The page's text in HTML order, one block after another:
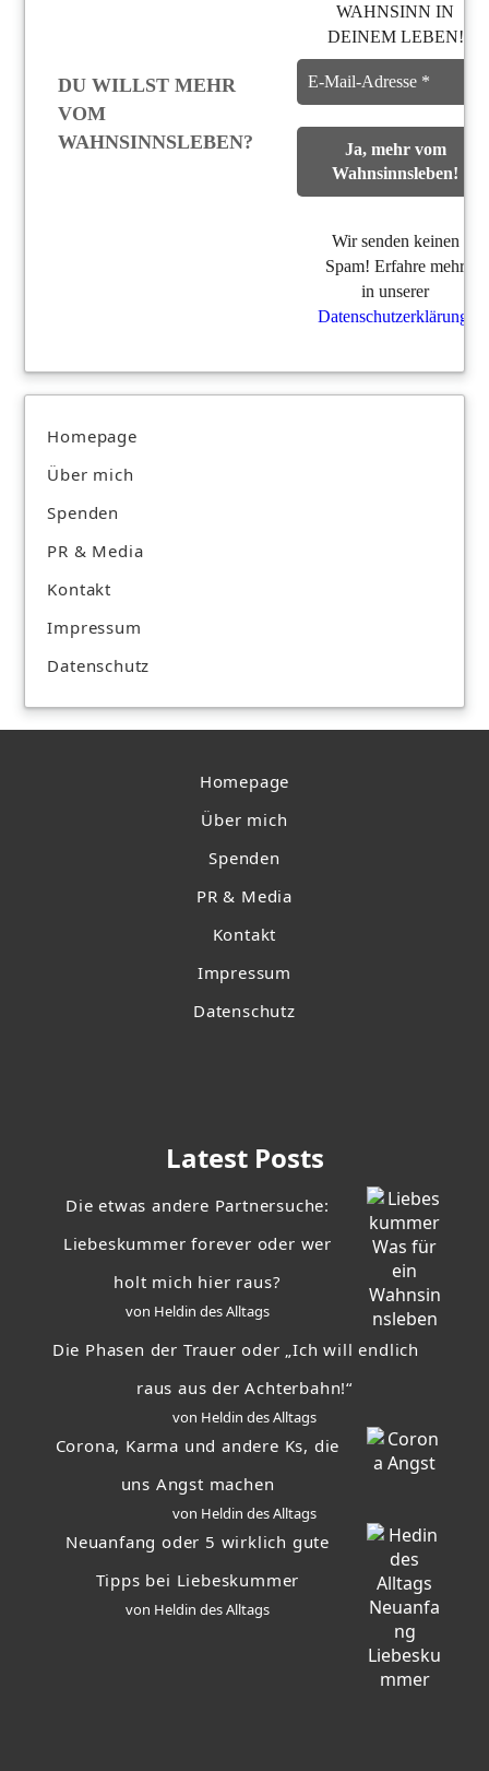
DU WILLST MEHR
VOM
WAHNSINNSLEBEN?
WAHNSINN IN
DEINEM LEBEN!
Wir senden keinen
Spam! Erfahre mehr
in unserer
Datenschutzerklärung
Homepage
Über mich
Spenden
PR & Media
Kontakt
Impressum
Datenschutz
Homepage
Über mich
Spenden
PR & Media
Kontakt
Impressum
Datenschutz
Latest Posts
Die etwas andere Partnersuche:
Liebeskummer forever oder wer
holt mich hier raus?
von Heldin des Alltags
Die Phasen der Trauer oder „Ich will endlich
raus aus der Achterbahn!“
von Heldin des Alltags
Corona, Karma und andere Ks, die
uns Angst machen
von Heldin des Alltags
Neuanfang oder 5 wirklich gute
Tipps bei Liebeskummer
von Heldin des Alltags